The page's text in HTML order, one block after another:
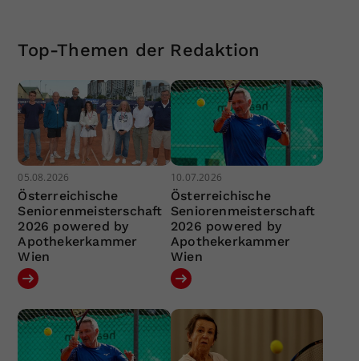
Top-Themen der Redaktion
05.08.2026
Österreichische
Seniorenmeisterschaft
2026 powered by
Apothekerkammer
Wien
10.07.2026
Österreichische
Seniorenmeisterschaft
2026 powered by
Apothekerkammer
Wien